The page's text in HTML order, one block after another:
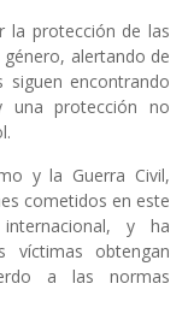
la protección de las
alertando de
encontrando
una protección no
y la Guerra Civil,
cometidos en este
y ha
víctimas obtengan
a las normas